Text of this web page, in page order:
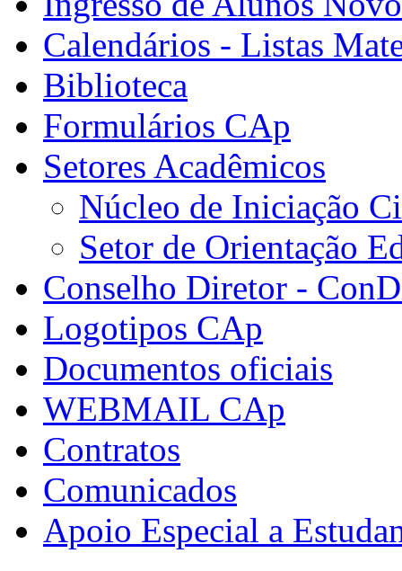
Calendários - Listas
Biblioteca
Formulários CAp
Setores Acadêmicos
Núcleo de Iniciação
Setor de Orientação
Conselho Diretor -
Logotipos CAp
Documentos oficiais
WEBMAIL CAp
Contratos
Comunicados
Apoio Especial a